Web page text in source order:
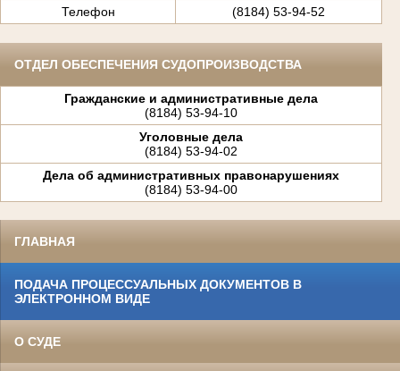
Телефон
(8184) 53-94-52
ОТДЕЛ ОБЕСПЕЧЕНИЯ СУДОПРОИЗВОДСТВА
Гражданские и административные дела
(8184) 53-94-10
Уголовные дела
(8184) 53-94-02
Дела об административных правонарушениях
(8184) 53-94-00
ГЛАВНАЯ
ПОДАЧА ПРОЦЕССУАЛЬНЫХ ДОКУМЕНТОВ В
ЭЛЕКТРОННОМ ВИДЕ
О СУДЕ